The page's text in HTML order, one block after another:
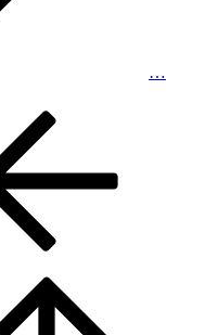
…